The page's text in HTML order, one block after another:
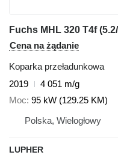
Fuchs MHL 320 T4f
Cena na żądanie
Koparka przeładunkowa
2019
4 051 m/g
Moc 95 kW (129.25 KM)
Polska, Wielogłowy
LUPHER